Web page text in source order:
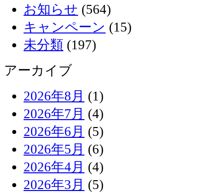
お知らせ (564)
キャンペーン (15)
未分類 (197)
アーカイブ
2026年8月 (1)
2026年7月 (4)
2026年6月 (5)
2026年5月 (6)
2026年4月 (4)
2026年3月 (5)